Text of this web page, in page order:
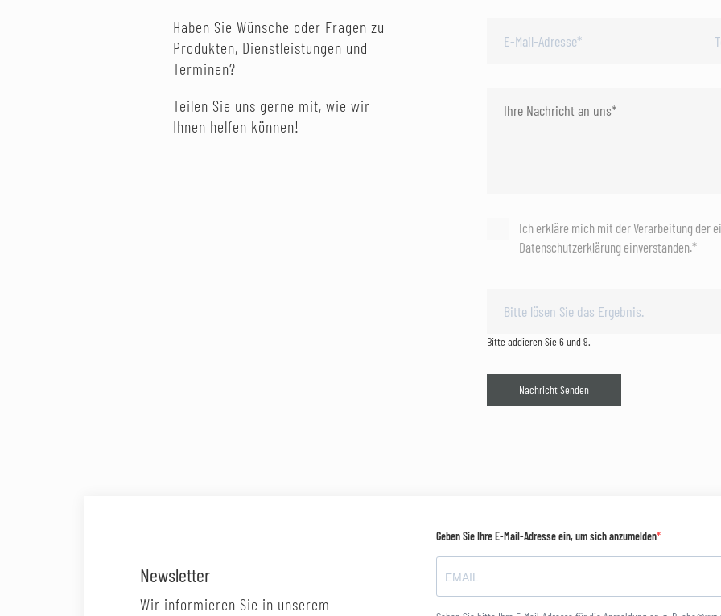
Haben Sie Wünsche oder Fragen zu
Produkten, Dienstleistungen und
Terminen?
Teilen Sie uns gerne mit, wie wir
Ihnen helfen können!
Ich erkläre mich mit der Verarbeitung der
Datenschutzerklärung einverstanden.*
Bitte addieren Sie 6 und 9.
Nachricht Senden
Newsletter
Wir informieren Sie in unserem
Geben Sie Ihre E-Mail-Adresse ein, um sich anzumelden